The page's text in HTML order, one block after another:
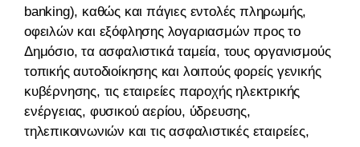
banking), καθώς και πάγιες εντολές πληρωμής,
οφειλών και εξόφλησης λογαριασμών προς το
Δημόσιο, τα ασφαλιστικά ταμεία, τους οργανισμούς
τοπικής αυτοδιοίκησης και λοιπούς φορείς γενικής
κυβέρνησης, τις εταιρείες παροχής ηλεκτρικής
ενέργειας, φυσικού αερίου, ύδρευσης,
τηλεπικοινωνιών και τις ασφαλιστικές εταιρείες,